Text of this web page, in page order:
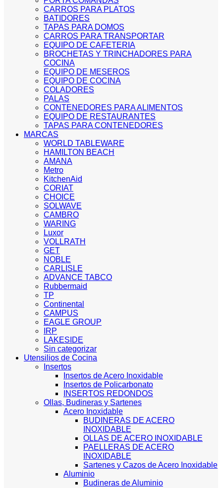
CARROS PARA PLATOS
BATIDORES
TAPAS PARA DOMOS
CARROS PARA TRANSPORTAR
EQUIPO DE CAFETERIA
BROCHETAS Y TRINCHADORES PARA
COCINA
EQUIPO DE MESEROS
EQUIPO DE COCINA
COLADORES
PALAS
CONTENEDORES PARA ALIMENTOS
EQUIPO DE RESTAURANTES
TAPAS PARA CONTENEDORES
MARCAS
WORLD TABLEWARE
HAMILTON BEACH
AMANA
Metro
KitchenAid
CORIAT
CHOICE
SOLWAVE
CAMBRO
WARING
Luxor
VOLLRATH
GET
NOBLE
CARLISLE
ADVANCE TABCO
Rubbermaid
TP
Continental
CAMPUS
EAGLE GROUP
IRP
LAKESIDE
Sin categorizar
Utensilios de Cocina
Insertos
Insertos de Acero Inoxidable
Insertos de Policarbonato
INSERTOS REDONDOS
Ollas, Budineras y Sartenes
Acero Inoxidable
BUDINERAS DE ACERO
INOXIDABLE
OLLAS DE ACERO INOXIDABLE
PAELLERAS DE ACERO
INOXIDABLE
Sartenes y Cazos de Acero Inoxidable
Aluminio
Budineras de Aluminio